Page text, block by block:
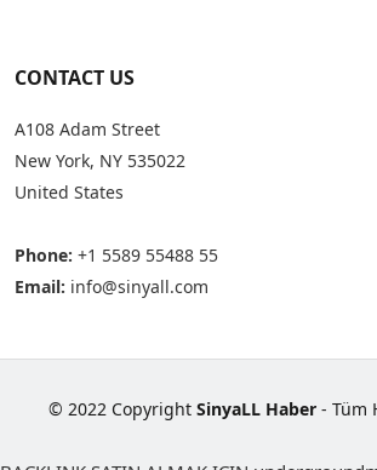
CONTACT US
A108 Adam Street
New York, NY 535022
United States
Phone: +1 5589 55488 55
Email: info@sinyall.com
© 2022 Copyright SinyaLL Haber- Tüm